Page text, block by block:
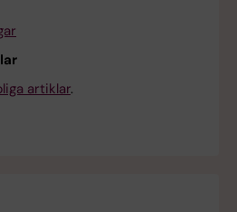
artiklar.